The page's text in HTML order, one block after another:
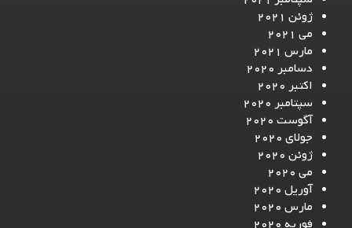
ژوئن 2021
می 2021
مارس 2021
دسامبر 2020
اکتبر 2020
سپتامبر 2020
آگوست 2020
جولای 2020
ژوئن 2020
می 2020
آوریل 2020
مارس 2020